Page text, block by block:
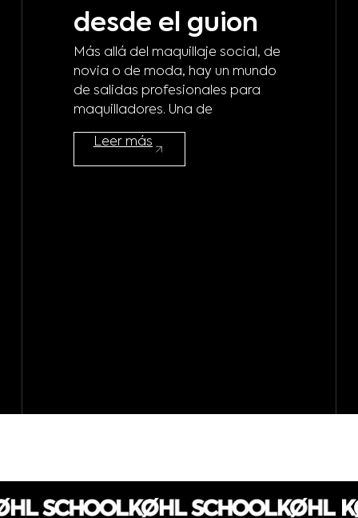
desde el guion
Más allá del maquillaje social, de
novia o de moda, hay un mundo
de salidas profesionales para
maquilladores. Una de
Leer más